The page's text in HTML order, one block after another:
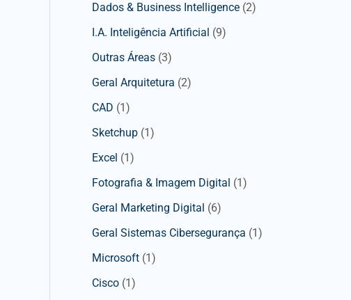
Dados & Business Intelligence (2)
I.A. Inteligência Artificial (9)
Outras Áreas (3)
Geral Arquitetura (2)
CAD (1)
Sketchup (1)
Excel (1)
Fotografia & Imagem Digital (1)
Geral Marketing Digital (6)
Geral Sistemas Cibersegurança (1)
Microsoft (1)
Cisco (1)